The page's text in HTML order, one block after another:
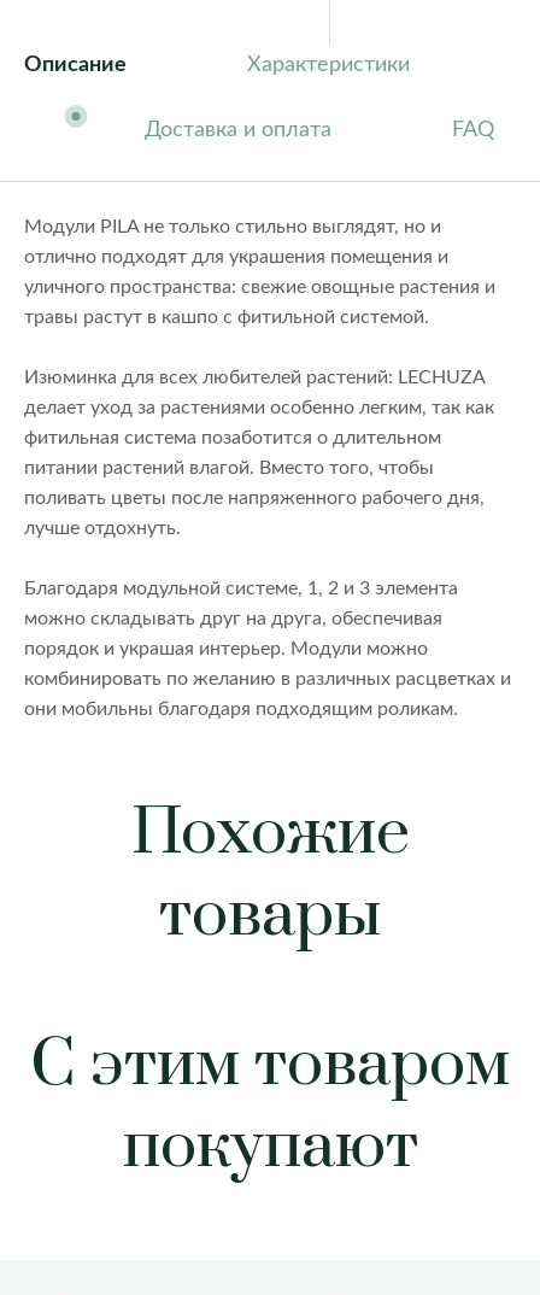
Описание Характеристики
Доставка и оплата FAQ
Модули PILA не только стильно выглядят, но и
отлично подходят для украшения помещения и
уличного пространства: свежие овощные растения и
травы растут в кашпо с фитильной системой.
Изюминка для всех любителей растений: LECHUZA
делает уход за растениями особенно легким, так как
фитильная система позаботится о длительном
питании растений влагой. Вместо того, чтобы
поливать цветы после напряженного рабочего дня,
лучше отдохнуть.
Благодаря модульной системе, 1, 2 и 3 элемента
можно складывать друг на друга, обеспечивая
порядок и украшая интерьер. Модули можно
комбинировать по желанию в различных расцветках и
они мобильны благодаря подходящим роликам.
Похожие
товары
С этим товаром
покупают